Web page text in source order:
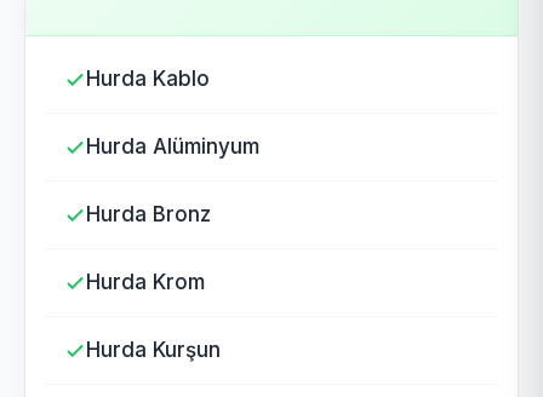
Hurda Kablo
Hurda Alüminyum
Hurda Bronz
Hurda Krom
Hurda Kurşun